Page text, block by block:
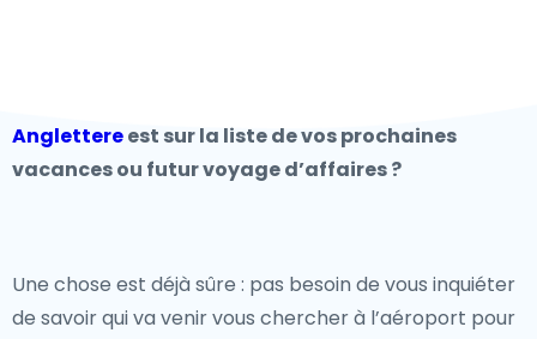
Anglettereest sur la liste de vos prochaines
vacances ou futur voyage d’affaires ?
Une chose est déjà sûre : pas besoin de vous inquiéter
de savoir qui va venir vous chercher à l’aéroport pour